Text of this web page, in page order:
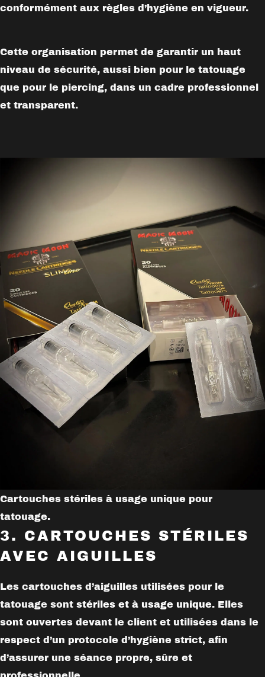
conformément aux règles d’hygiène en vigueur.
Cette organisation permet de garantir un haut
niveau de sécurité, aussi bien pour le tatouage
que pour le piercing, dans un cadre professionnel
et transparent.
Cartouches stériles à usage unique pour
tatouage.
3. CARTOUCHES STÉRILES
AVEC AIGUILLES
Les cartouches d’aiguilles utilisées pour le
tatouage sont stériles et à usage unique. Elles
sont ouvertes devant le client et utilisées dans le
respect d’un protocole d’hygiène strict, afin
d’assurer une séance propre, sûre et